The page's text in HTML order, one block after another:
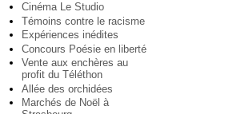
Cinéma Le Studio
Témoins contre le racisme
Expériences inédites
Concours Poésie en liberté
Vente aux enchères au
profit du Téléthon
Allée des orchidées
Marchés de Noël à